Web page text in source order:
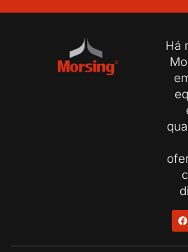
Há